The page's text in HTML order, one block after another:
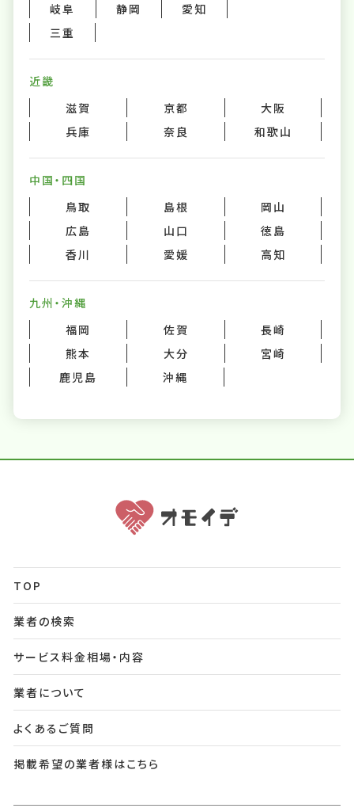
岐阜
静岡
愛知
三重
近畿
滋賀
京都
大阪
兵庫
奈良 和歌山
中国・四国
鳥取
島根
岡山
広島
山口
徳島
香川
愛媛 高知
九州・沖縄
福岡
佐賀
長崎
熊本
大分
宮崎
鹿児島
沖縄
TOP
業者の検索
サービス料金相場・内容
業者について
よくあるご質問
掲載希望の業者様はこちら